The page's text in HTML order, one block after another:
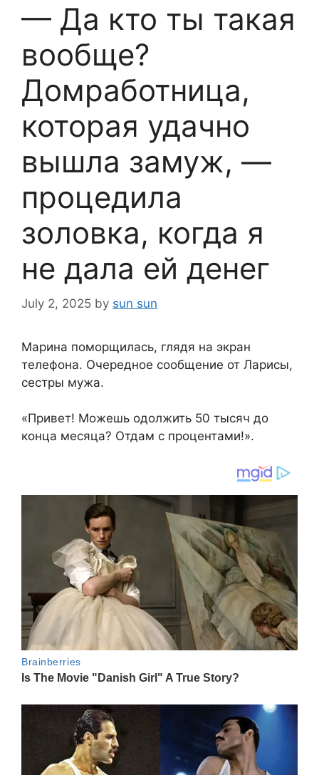
— Да кто ты такая
вообще?
Домработница,
которая удачно
вышла замуж, —
процедила
золовка, когда я
не дала ей денег
July 2, 2025 by sun sun
Марина поморщилась, глядя на экран
телефона. Очередное сообщение от Ларисы,
сестры мужа.
«Привет! Можешь одолжить 50 тысяч до
конца месяца? Отдам с процентами!».